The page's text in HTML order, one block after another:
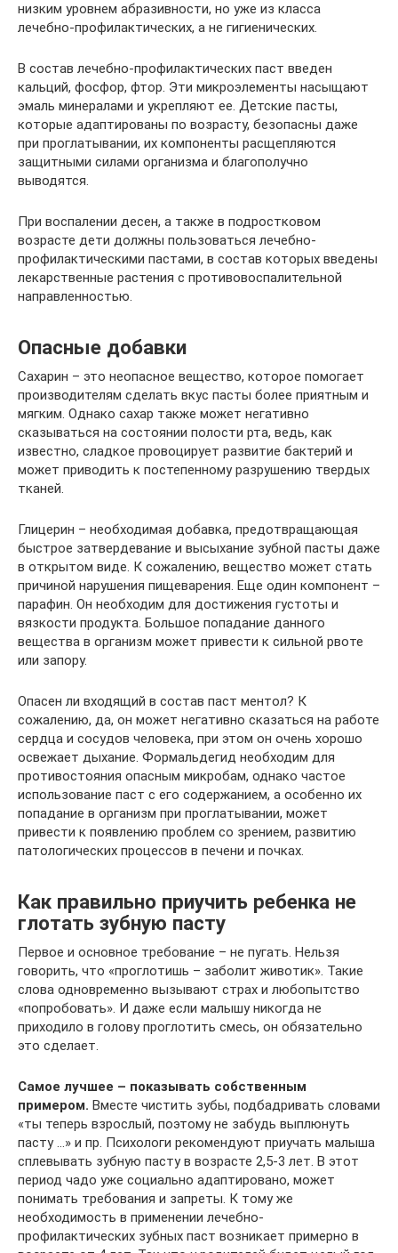
низким уровнем абразивности, но уже из класса
лечебно-профилактических, а не гигиенических.
В состав лечебно-профилактических паст введен
кальций, фосфор, фтор. Эти микроэлементы насыщают
эмаль минералами и укрепляют ее. Детские пасты,
которые адаптированы по возрасту, безопасны даже
при проглатывании, их компоненты расщепляются
защитными силами организма и благополучно
выводятся.
При воспалении десен, а также в подростковом
возрасте дети должны пользоваться лечебно-
профилактическими пастами, в состав которых введены
лекарственные растения с противовоспалительной
направленностью.
Опасные добавки
Сахарин – это неопасное вещество, которое помогает
производителям сделать вкус пасты более приятным и
мягким. Однако сахар также может негативно
сказываться на состоянии полости рта, ведь, как
известно, сладкое провоцирует развитие бактерий и
может приводить к постепенному разрушению твердых
тканей.
Глицерин – необходимая добавка, предотвращающая
быстрое затвердевание и высыхание зубной пасты даже
в открытом виде. К сожалению, вещество может стать
причиной нарушения пищеварения. Еще один компонент –
парафин. Он необходим для достижения густоты и
вязкости продукта. Большое попадание данного
вещества в организм может привести к сильной рвоте
или запору.
Опасен ли входящий в состав паст ментол? К
сожалению, да, он может негативно сказаться на работе
сердца и сосудов человека, при этом он очень хорошо
освежает дыхание. Формальдегид необходим для
противостояния опасным микробам, однако частое
использование паст с его содержанием, а особенно их
попадание в организм при проглатывании, может
привести к появлению проблем со зрением, развитию
патологических процессов в печени и почках.
Как правильно приучить ребенка не
глотать зубную пасту
Первое и основное требование – не пугать. Нельзя
говорить, что «проглотишь – заболит животик». Такие
слова одновременно вызывают страх и любопытство
«попробовать». И даже если малышу никогда не
приходило в голову проглотить смесь, он обязательно
это сделает.
Самое лучшее – показывать собственным
примером. Вместе чистить зубы, подбадривать словами
«ты теперь взрослый, поэтому не забудь выплюнуть
пасту …» и пр. Психологи рекомендуют приучать малыша
сплевывать зубную пасту в возрасте 2,5-3 лет. В этот
период чадо уже социально адаптировано, может
понимать требования и запреты. К тому же
необходимость в применении лечебно-
профилактических зубных паст возникает примерно в